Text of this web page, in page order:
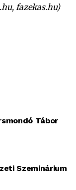
fazekas.hu)
Tábor
Szeminárium